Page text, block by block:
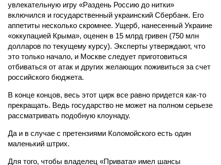
увлекательную игру «Раздень Россию до нитки»
включился и государственный украинский Сбербанк. Его
аппетиты несколько скромнее. Ущерб, нанесенный Украине
«оккупацией Крыма», оценен в 15 млрд гривен (750 млн
долларов по текущему курсу). Эксперты утверждают, что
это только начало, и Москве следует приготовиться
отбиваться от атак и других желающих поживиться за счет
российского бюджета.
В конце концов, весь этот цирк все равно придется как-то
прекращать. Ведь государство не может на полном серьезе
рассматривать подобную клоунаду.
Да и в случае с претензиями Коломойского есть один
маленький штрих.
Для того, чтобы владелец «Привата» имел шансы